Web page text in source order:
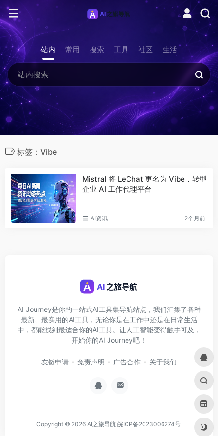
站内 常用 搜索 工具 社区 生活
标签：Vibe
Mistral 将 LeChat 更名为 Vibe，转型
企业 AI 工作代理平台
AI资讯 2个月前
AI Journey是你的一站式AI工具集导航站点，我们汇集了各种
最新、最实用的AI工具，无论你是在工作中还是在日常生活
中，都能找到最适合你的AI工具。让人工智能变得触手可及，
开始你的AI Journey吧！
友链申请 免责声明 广告合作 关于我们
Copyright © 2026 AI之旅导航 皖ICP备2023006274号